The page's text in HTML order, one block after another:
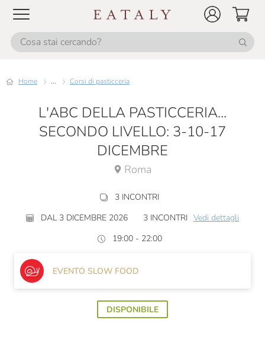
Home ... Corsi di pasticceria
L'ABC DELLA PASTICCERIA...
SECONDO LIVELLO: 3-10-17
DICEMBRE
Roma
3 INCONTRI
DAL 3 DICEMBRE 2026
3 INCONTRI Vedi dettagli
19:00 - 22:00
EVENTO SLOW FOOD
DISPONIBILE